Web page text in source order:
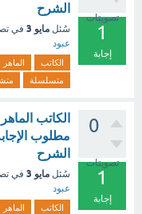
تصويتات
1
إجابة
الشرح
سُئل مايو 3 في
عبود
الكاتب الماهر
متسلسلة
0
تصويتات
1
إجابة
الكاتب
مطلوب
الشرح
سُئل مايو 3 في
عبود
الكاتب الماهر